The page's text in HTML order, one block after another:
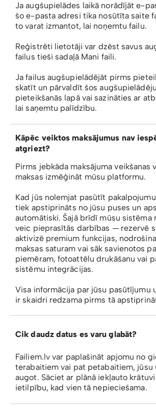
Ja augšupielādes laikā norādījāt e-
šo e-pasta adresi tika nosūtīta saite
to varat izmantot, lai noņemtu failu.
Reģistrēti lietotāji var dzēst savus
failus tieši sadaļā Mani faili.
Ja failus augšupielādējāt pirms
skatīt un pārvaldīt šos
pieteikšanās lapā vai sazināties ar
lai saņemtu palīdzību.
Kāpēc veiktos maksājumus nav
atgriezt?
Pirms jebkāda maksājuma veikšanas
maksas izmēģināt mūsu platformu.
Kad jūs nolemjat pasūtīt
tiek apstiprināts no jūsu puses un
automātiski. Šajā brīdī mūsu sistēma
veic pieprasītās darbības — rezervē
aktivizē premium funkcijas,
maksas saturam vai sāk savienotos
piemēram, fotoattēlu drukāšanu vai
sistēmu integrācijas.
Visa informācija par jūsu pasūtījumu
ir skaidri redzama pirms tā
Cik daudz datus es varu glabāt?
Failiem.lv var paplašināt apjomu no
terabaitiem vai pat petabaitiem, jūsu
augot. Sāciet ar plānā iekļauto
ietilpību, kad vien tā nepieciešama.